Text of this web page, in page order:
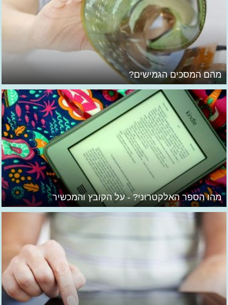
מהם המסכים הגמישים?
מהו הספר האלקטרוני? - על הקובץ והמכשיר